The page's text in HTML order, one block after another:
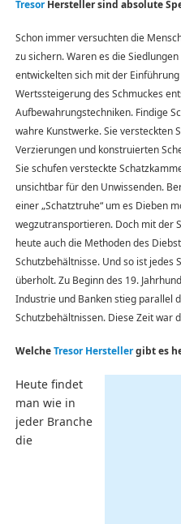
TresorHersteller sind absolute
Schon immer versuchten die
zu sichern. Waren es die
entwickelten sich mit der
Wertssteigerung des Schmuckes
Aufbewahrungstechniken. Findige
wahre Kunstwerke. Sie versteckten
Verzierungen und konstruierten
Sie schufen versteckte
unsichtbar für den Unwissenden.
einer „Schatztruhe“ um es Dieben
wegzutransportieren. Doch mit der
heute auch die Methoden des
Schutzbehältnisse. Und so ist jedes
überholt. Zu Beginn des 19.
Industrie und Banken stieg parallel
Schutzbehältnissen. Diese Zeit war
WelcheTresor Herstellergibt es
Heute findet
man wie in
jeder Branche
die